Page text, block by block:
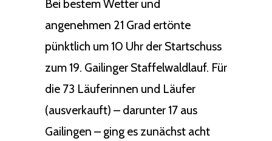
Bei bestem Wetter und
angenehmen 21 Grad ertönte
pünktlich um 10 Uhr der Startschuss
zum 19. Gailinger Staffelwaldlauf. Für
die 73 Läuferinnen und Läufer
(ausverkauft) – darunter 17 aus
Gailingen – ging es zunächst acht